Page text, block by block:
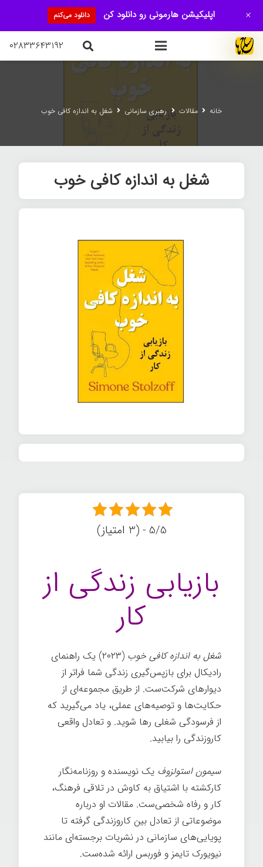
۰۲۸۳۳۶۴۳۱۹۲
خانه مقالات رهبری سازمانی شغل به اندازه کافی خوب
شغل به اندازه کافی خوب
5/5 - (3 امتیاز)
بازیابی زندگی از
کار
شغل به اندازه کافی خوب
(۲۰۲۳) یک راهنمای
رادیکال برای بازپس‌گیری زندگی شما فراتر از
دیوارهای شرکت‌ست. از طریق مجموعه‌ای از
حکایت‌ها و توصیه‌های عملی، یاد می‌گیرید که
از فرسودگی شغلی رها شوید. و تعادل واقعی
کاروزندگی را بیابید.
سیمون استولزوف یک نویسنده و روزنامه‌نگار
کارکشته با اشتیاق به کاوش در تلاقی فرهنگ،
کار و رفاه شخصی‌ست. مقالات او درباره
موضوعاتی از تعادل بین کاروزندگی گرفته تا
پویایی‌های سازمانی در نشریات برجسته‌ای مانند
نیویورک تایمز و فوربس ارائه شده‌ست.
اپلیکیشن هارمونی رو دانلود کن دانلود می‌کنم +